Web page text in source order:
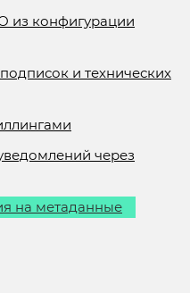
из конфигурации
и технических
через
на метаданные